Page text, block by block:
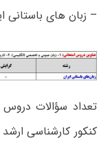
– زبان ­های باستانی
تعداد سؤالات دروس
کنکور کارشناسی